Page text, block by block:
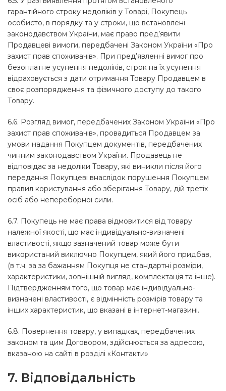
гарантійного строку недоліків у Товарі, Покупець
особисто, в порядку та у строки, що встановлені
законодавством України, має право пред’явити
Продавцеві вимоги, передбачені Законом України «Про
захист прав споживачів». При пред’явленні вимог про
безоплатне усунення недоліків, строк на їх усунення
відраховується з дати отримання Товару Продавцем в
своє розпорядження та фізичного доступу до такого
Товару.
6.6. Розгляд вимог, передбачених Законом України «Про
захист прав споживачів», провадиться Продавцем за
умови надання Покупцем документів, передбачених
чинним законодавством України. Продавець не
відповідає за недоліки Товару, які виникли після його
передання Покупцеві внаслідок порушення Покупцем
правил користування або зберігання Товару, дій третіх
осіб або непереборної сили.
6.7. Покупець не має права відмовитися від товару
належної якості, що має індивідуально-визначені
властивості, якщо зазначений товар може бути
використаний виключно Покупцем, який його придбав,
(в т.ч. за за бажанням Покупця не стандартні розміри,
характеристики, зовнішній вигляд, комплектація та інше).
Підтвердженням того, що товар має індивідуально-
визначені властивості, є відмінність розмірів товару та
інших характеристик, що вказані в інтернет-магазині.
6.8. Повернення товару, у випадках, передбачених
законом та цим Договором, здійснюється за адресою,
вказаною на сайті в розділі «Контакти»
7. Відповідальність